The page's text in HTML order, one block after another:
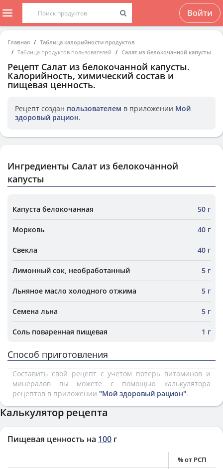
Войти
Главная
Таблица калорийности продуктов
Таблица продуктов пользователей
Салат из белокочанной капусты
Рецепт Салат из белокочанной капусты.
Калорийность, химический состав и
пищевая ценность.
Рецепт создан пользователем в приложении Мой
здоровый рацион.
Ингредиенты Салат из белокочанной
капусты
Капуста белокочанная 50 г
Морковь 40 г
Свекла 40 г
Лимонный сок, необработанный 5 г
Льняное масло холодного отжима 5 г
Семена льна 5 г
Соль поваренная пищевая 1 г
Способ приготовления
Составить свой рецепт с учетом потерь витаминов и
минералов вы можете с помощью калькулятора
рецептов в приложении "Мой здоровый рацион".
Калькулятор рецепта
Пищевая ценность на 100 г
% от РСП